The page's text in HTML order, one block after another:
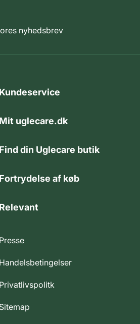
nyhedsbrev
Kundeservice
Mit uglecare.dk
Find din Uglecare butik
Fortrydelse af køb
Relevant
Presse
Handelsbetingelser
Privatlivspolitk
Sitemap